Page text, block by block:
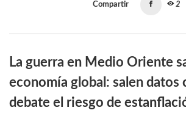
Compartir 2
La guerra en Medio Oriente
economía global: salen datos
debate el riesgo de